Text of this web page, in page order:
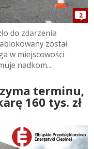
2
do zdarzenia
został
w miejscowości
nadkom....
terminu,
160 tys. zł